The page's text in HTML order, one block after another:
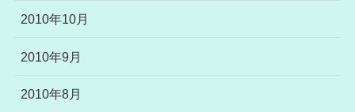
2010年10月
2010年9月
2010年8月